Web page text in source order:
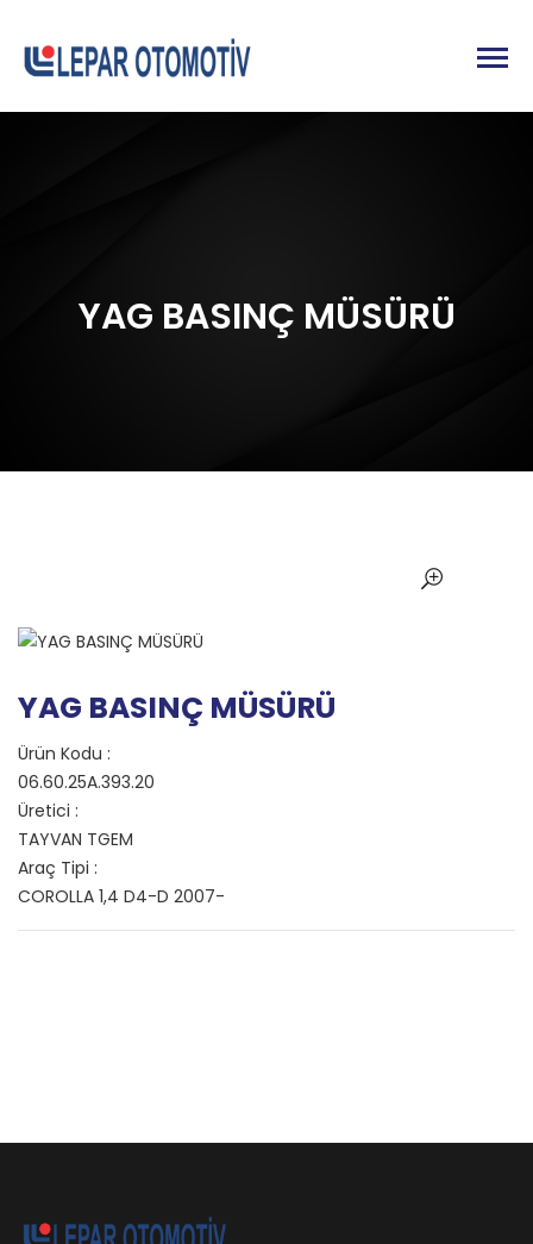
YAG BASINÇ MÜSÜRÜ
YAG BASINÇ MÜSÜRÜ
Ürün Kodu :
06.60.25A.393.20
Üretici :
TAYVAN TGEM
Araç Tipi :
COROLLA 1,4 D4-D 2007-